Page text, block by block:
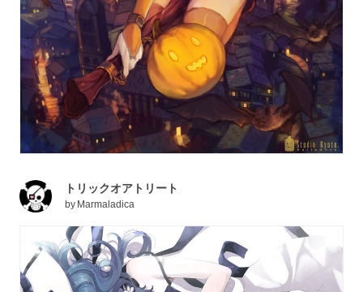
トリックオアトリート
by Marmaladica